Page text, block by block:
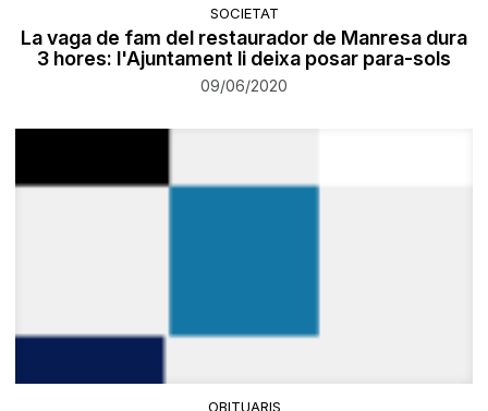
SOCIETAT
La vaga de fam del restaurador de Manresa dura
3 hores: l'Ajuntament li deixa posar para-sols
09/06/2020
OBITUARIS